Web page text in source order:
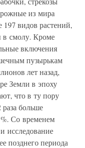
из мира
видов растений,
в смолу. Кроме
включения
пузырькам
лет назад,
Земли в эпоху
что в ту пору
больше
Со временем
исследование
позднего периода